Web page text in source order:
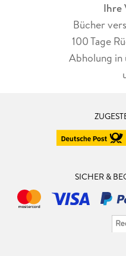
Ihre
Bücher
100 Tage
Abholung in
SICHER &